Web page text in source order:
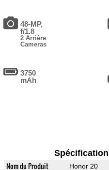
48-MP,
f/1.8
2 Arrière
Cameras
3750
mAh
Nom du Produit Honor 20